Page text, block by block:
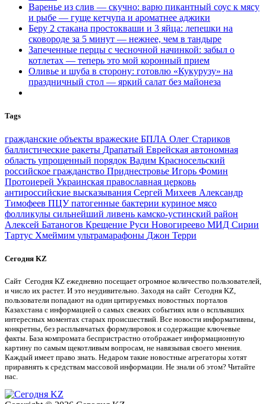
Варенье из слив — скучно: варю пикантный соус к мясу
и рыбе — гуще кетчупа и ароматнее аджики
Беру 2 стакана простокваши и 3 яйца: лепешки на
сковороде за 5 минут — нежнее, чем в тандыре
Запеченные перцы с чесночной начинкой: забыл о
котлетах — теперь это мой коронный прием
Оливье и шуба в сторону: готовлю «Кукурузу» на
праздничный стол — яркий салат без майонеза
Tags
гражданские объекты вражеские БПЛА Олег Стариков
баллистические ракеты Драпатый Еврейская автономная
область упрощенный порядок Вадим Красносельский
российское гражданство Приднестровье Игорь Фомин
Протоиерей Украинская православная церковь
антироссийские высказывания Сергей Михеев Александр
Тимофеев ПЦУпатогенные бактерии куриное мясо
фолликулы сильнейший ливень камско-устинский район
Алексей Батаногов Крещение Руси Новогиреево МИД Сирии
Тартус Хмеймим ультрамарафоны Джон Терри
Сегодня KZ
Сайт Сегодня KZ ежедневно посещает огромное количество пользователей,
и число их растет. И это неудивительно. Заходя на сайт Сегодня KZ,
пользователи попадают на один цитируемых новостных порталов
Казахстана с информацией о самых свежих событиях или о всплывших
интересных моментах старых происшествий. Все новости информативны,
конкретны, без расплывчатых формулировок и содержащие ключевые
факты. База компромата беспристрастно отображает информационную
картину по самым щекотливым вопросам, не навязывая своего мнения.
Каждый имеет право знать. Недаром такие новостные агрегаторы хотят
приравнять к средствам массовой информации. Не знали об этом? Читайте
нас.